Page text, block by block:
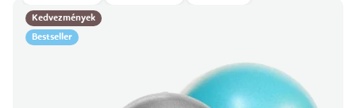
Kedvezmények
Bestseller